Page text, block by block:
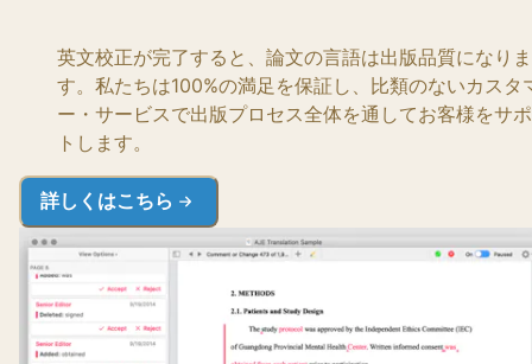
英文校正が完了すると、論文の言語は出版品質になりま
す。私たちは100%の満足を保証し、比類のないカスタ
ー・サービスで出版プロセス全体を通してお客様をサ
トします。
詳しくはこちら